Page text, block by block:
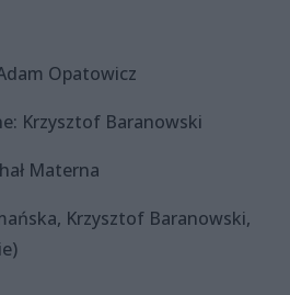
Opatowicz
Krzysztof Baranowski
Materna
Krzysztof Baranowski,